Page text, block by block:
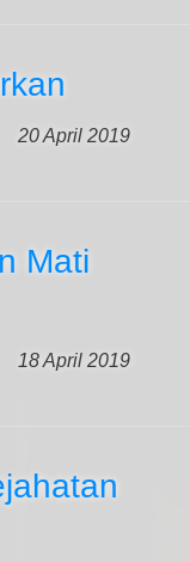
20 April 2019
Mati
18 April 2019